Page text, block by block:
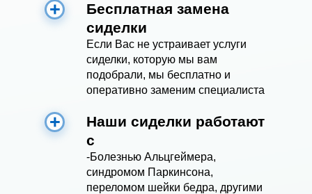
Бесплатная замена
сиделки
Если Вас не устраивает услуги
сиделки, которую мы вам
подобрали, мы бесплатно и
оперативно заменим специалиста
Наши сиделки работают
с
-Болезнью Альцгеймера,
синдромом Паркинсона,
переломом шейки бедра, другими